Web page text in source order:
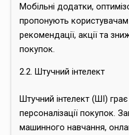
Мобільні додатки,
пропонують користувачам
рекомендації, акції та
покупок.
2.2. Штучний інтелект
Штучний інтелект (ШІ)
персоналізації покупок.
машинного навчання,